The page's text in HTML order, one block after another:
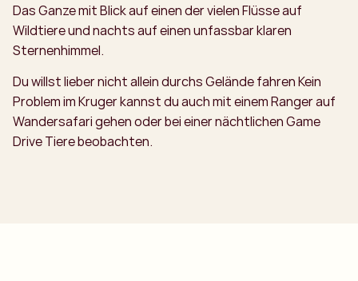
Das Ganze mit Blick auf einen der vielen Flüsse auf
Wildtiere und nachts auf einen unfassbar klaren
Sternenhimmel.
Du willst lieber nicht allein durchs Gelände fahren Kein
Problem im Kruger kannst du auch mit einem Ranger auf
Wandersafari gehen oder bei einer nächtlichen Game
Drive Tiere beobachten.